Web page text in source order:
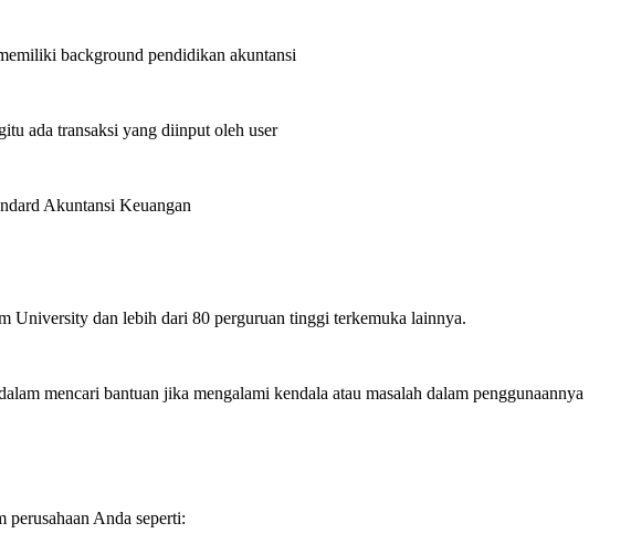
background pendidikan akuntansi
ada transaksi yang diinput oleh user
Akuntansi Keuangan
University dan lebih dari 80 perguruan tinggi terkemuka lainnya.
mencari bantuan jika mengalami kendala atau masalah dalam penggunaannya
Anda seperti: